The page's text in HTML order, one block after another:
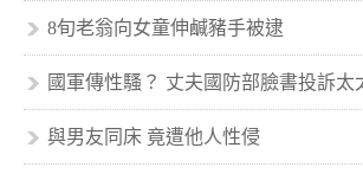
8旬老翁向女童伸鹹豬手被逮
國軍傳性騷？ 丈夫國防部臉書投訴太
與男友同床 竟遭他人性侵